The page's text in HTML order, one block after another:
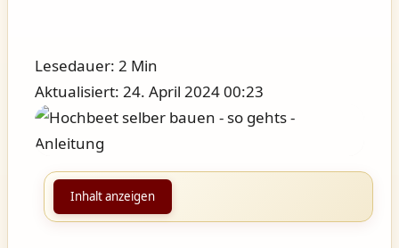
Lesedauer: 2 Min
Aktualisiert: 24. April 2024 00:23
Inhalt anzeigen